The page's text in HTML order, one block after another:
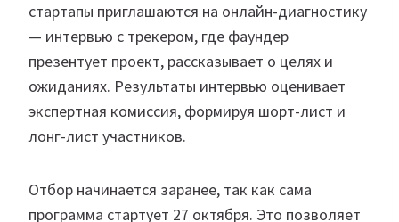
стартапы приглашаются на онлайн-диагностику
— интервью с трекером, где фаундер
презентует проект, рассказывает о целях и
ожиданиях. Результаты интервью оценивает
экспертная комиссия, формируя шорт-лист и
лонг-лист участников.
Отбор начинается заранее, так как сама
программа стартует 27 октября. Это позволяет